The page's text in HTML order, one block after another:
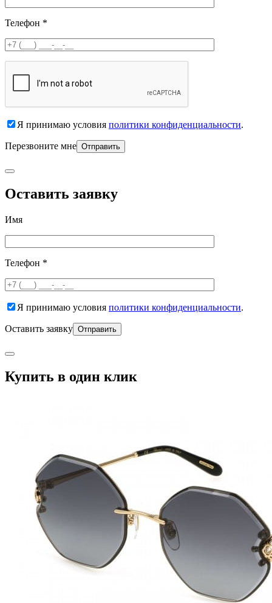
Телефон *
Я принимаю условия политики конфиденциальности.
Перезвоните мне
Оставить заявку
Имя
Телефон *
Я принимаю условия политики конфиденциальности.
Оставить заявку
Купить в один клик